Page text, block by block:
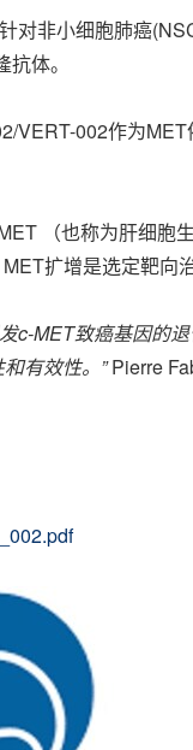
对非小细胞肺癌
体。
VERT-002作为
（也称为肝细
扩增是选定靶向
c-MET致癌基因的
有效性。”Pierre